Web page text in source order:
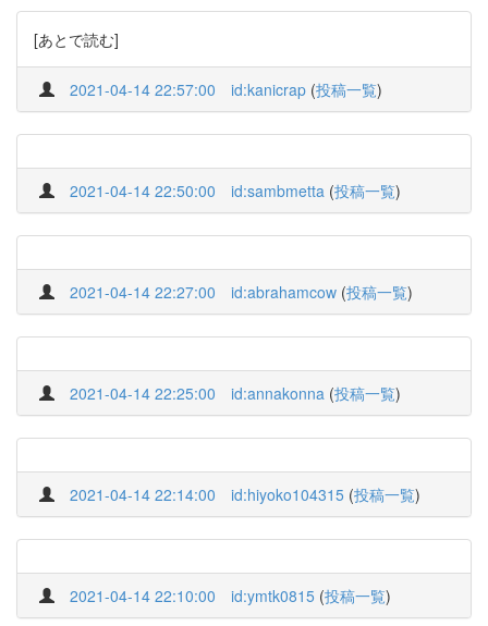
[あとで読む]
2021-04-14 22:57:00 id:kanicrap (投稿一覧)
2021-04-14 22:50:00 id:sambmetta (投稿一覧)
2021-04-14 22:27:00 id:abrahamcow (投稿一覧)
2021-04-14 22:25:00 id:annakonna (投稿一覧)
2021-04-14 22:14:00 id:hiyoko104315 (投稿一覧)
2021-04-14 22:10:00 id:ymtk0815 (投稿一覧)